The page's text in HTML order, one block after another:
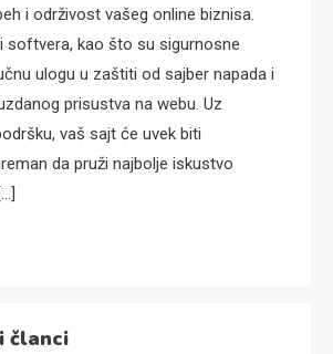
i održivost vašeg online biznisa.
softvera, kao što su sigurnosne
ulogu u zaštiti od sajber napada i
prisustva na webu. Uz
vaš sajt će uvek biti
da pruži najbolje iskustvo
članci